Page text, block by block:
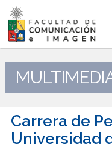
Carrera de
Universidad